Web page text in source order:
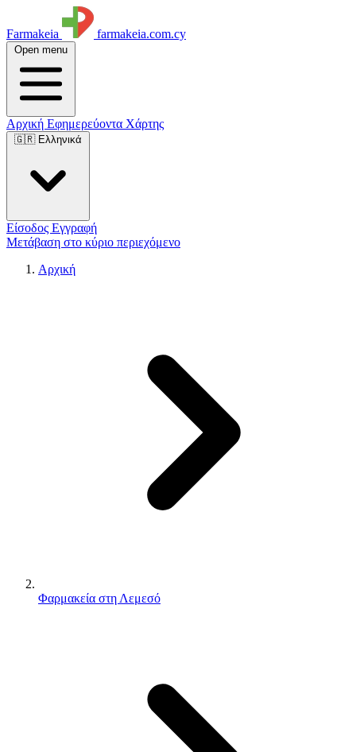
Farmakeia farmakeia.com.cy
Open menu
Αρχική Εφημερεύοντα Χάρτης
🇬🇷 Ελληνικά
Είσοδος Εγγραφή
Μετάβαση στο κύριο περιεχόμενο
Αρχική
Φαρμακεία στη Λεμεσό